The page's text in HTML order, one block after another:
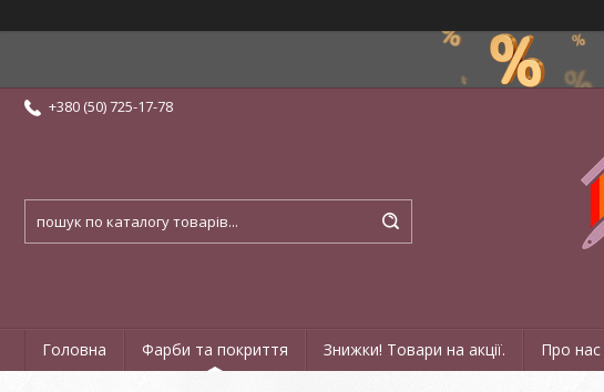
+380 (50) 725-17-78
Головна Фарби та покриття Знижки! Товари на акції. Про нас